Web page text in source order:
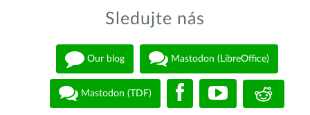
Sledujte nás
Our blog Mastodon (LibreOffice)
Mastodon (TDF)